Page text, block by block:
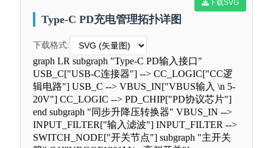
下载SVG
Type-C PD充电管理拓扑详图
下载格式:
graph LR subgraph "Type-C PD输入接口"
USB_C["USB-C连接器"] --> CC_LOGIC["CC逻
辑电路"] USB_C --> VBUS_IN["VBUS输入 \n 5-
20V"] CC_LOGIC --> PD_CHIP["PD协议芯片"]
end subgraph "同步升降压转换器" VBUS_IN -->
INPUT_FILTER["输入滤波"] INPUT_FILTER -->
SWITCH_NODE["开关节点"] subgraph "主开关